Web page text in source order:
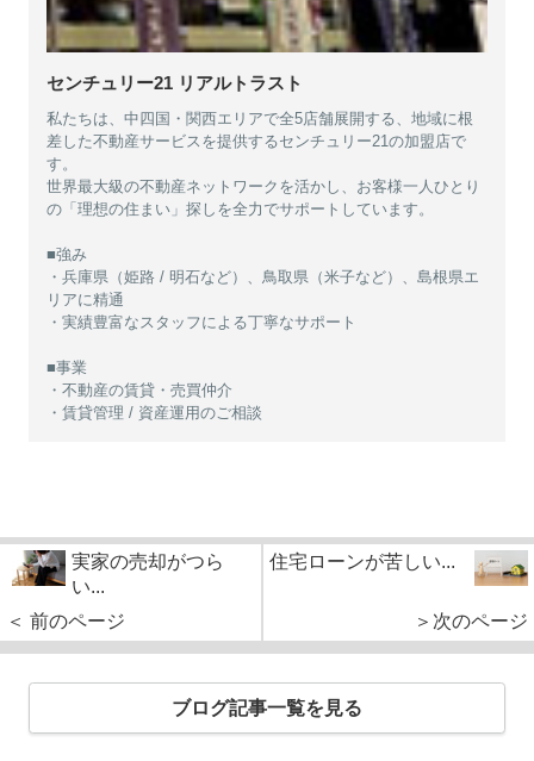
センチュリー21 リアルトラスト
私たちは、中四国・関西エリアで全5店舗展開する、地域に根
差した不動産サービスを提供するセンチュリー21の加盟店で
す。
世界最大級の不動産ネットワークを活かし、お客様一人ひとり
の「理想の住まい」探しを全力でサポートしています。
■強み
・兵庫県（姫路 / 明石など）、鳥取県（米子など）、島根県エ
リアに精通
・実績豊富なスタッフによる丁寧なサポート
■事業
・不動産の賃貸・売買仲介
・賃貸管理 / 資産運用のご相談
実家の売却がつら
い...
＜ 前のページ
住宅ローンが苦しい...
＞次のページ
ブログ記事一覧を見る